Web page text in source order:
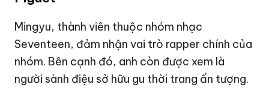
Mingyu, thành viên thuộc nhóm nhạc
Seventeen, đảm nhận vai trò rapper chính của
nhóm. Bên cạnh đó, anh còn được xem là
người sành điệu sở hữu gu thời trang ấn tượng.